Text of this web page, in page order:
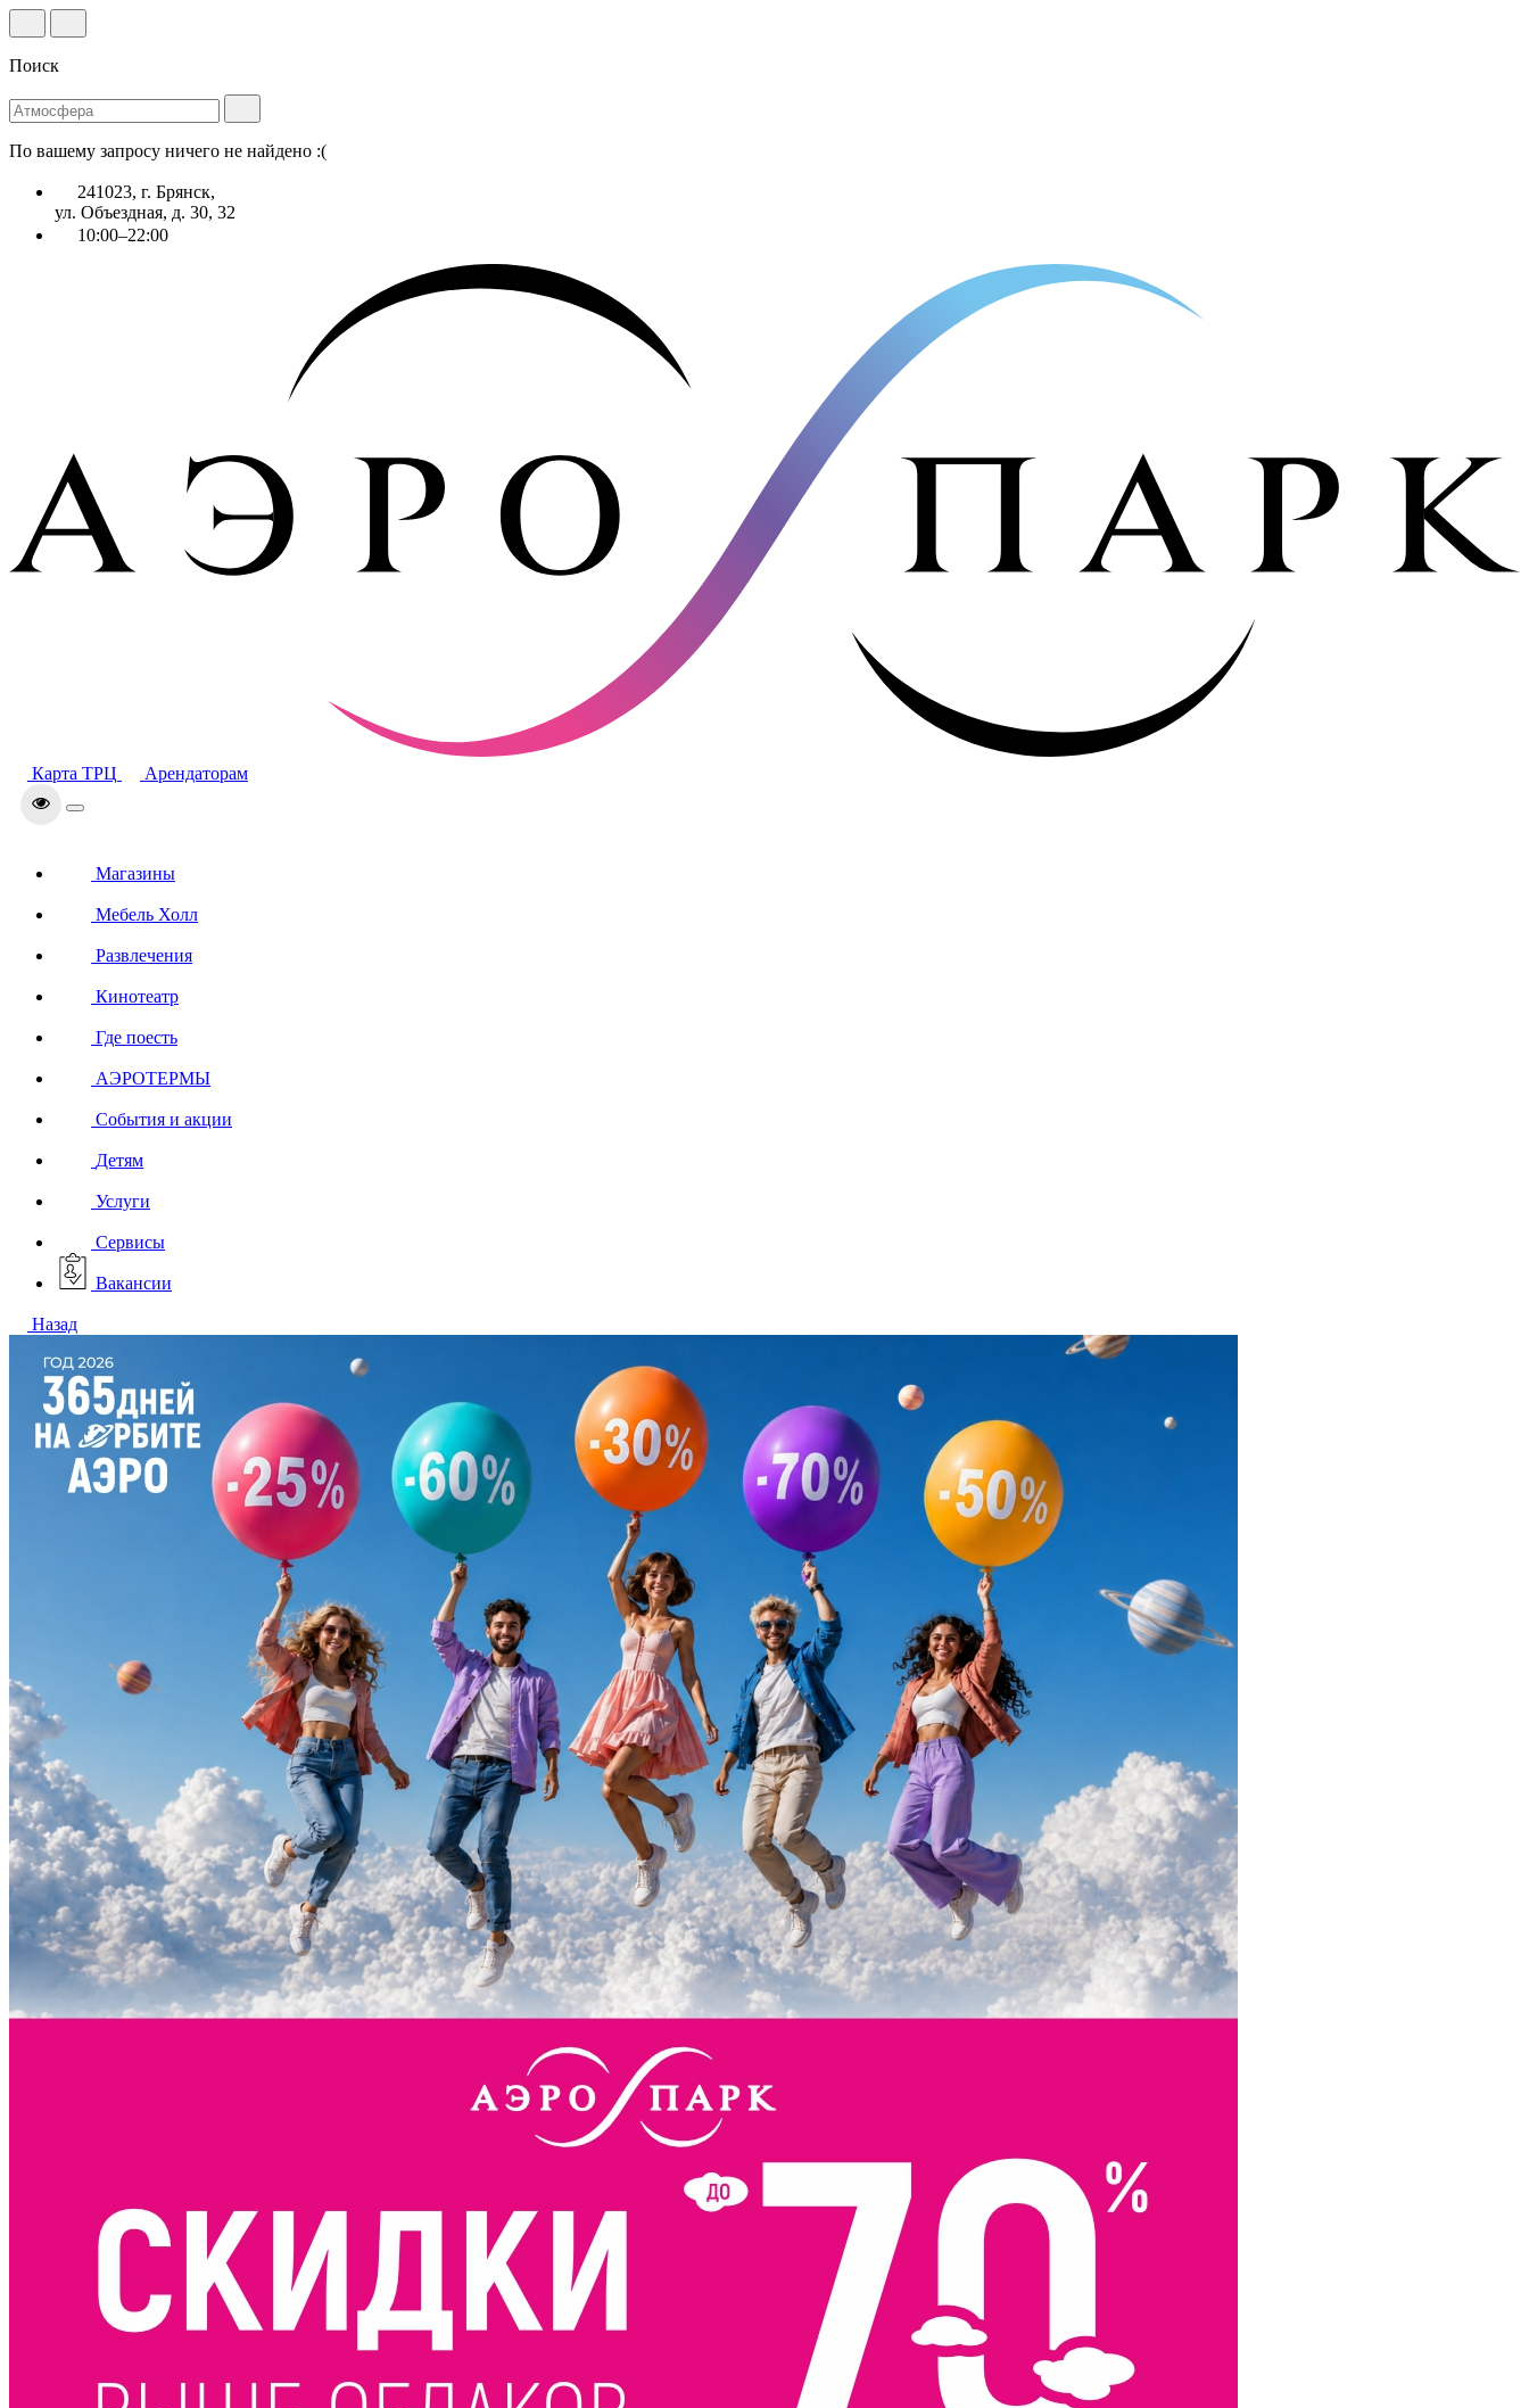
Поиск
По вашему запросу ничего не найдено :(
241023, г. Брянск,
ул. Объездная, д. 30, 32
10:00–22:00
Карта ТРЦ Арендаторам
Магазины
Мебель Холл
Развлечения
Кинотеатр
Где поесть
АЭРОТЕРМЫ
События и акции
Детям
Услуги
Сервисы
Вакансии
Назад